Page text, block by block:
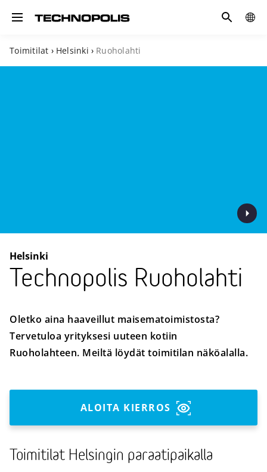
Toggle navigation
Hae
Toimitilat › Helsinki › Ruoholahti
Helsinki
Technopolis Ruoholahti
Oletko aina haaveillut maisematoimistosta?
Tervetuloa yrityksesi uuteen kotiin
Ruoholahteen. Meiltä löydät toimitilan näköalalla.
ALOITA KIERROS
Toimitilat Helsingin paraatipaikalla